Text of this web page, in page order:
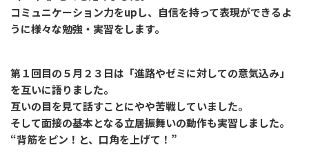
コミュニケーション力をupし、自信を持って表現ができるよ
うに様々な勉強・実習をします。
第１回目の５月２３日は「進路やゼミに対しての意気込み」
を互いに語りました。
互いの目を見て話すことにやや苦戦していました。
そして面接の基本となる立居振舞いの動作も実習しました。
“背筋をピン！と、口角を上げて！”